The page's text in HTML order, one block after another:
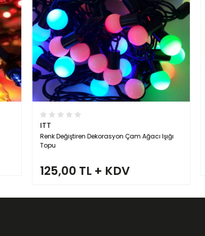
Renk Değiştiren Dekorasyon Çam Ağacı Işığı
Topu
125,00 TL + KDV